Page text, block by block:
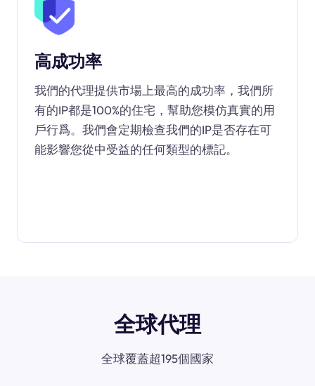
高成功率
我們的代理提供市場上最高的成功率，我們所
有的IP都是100%的住宅，幫助您模仿真實的用
戶行爲。我們會定期檢查我們的IP是否存在可
能影響您從中受益的任何類型的標記。
全球代理
全球覆蓋超195個國家